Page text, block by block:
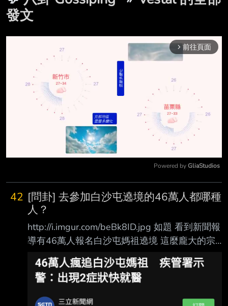
發文
arrow_forward_ios 前往頁面
Powered by GliaStudios
42 [問卦] 去參加白沙屯遶境的46萬人都哪種
人？
http://i.imgur.com/beBk8ID.jpg 如題 看到新聞報
導有46萬人報名白沙屯媽祖遶境 這麼龐大的宗
教活動 頂著大太陽 人又那麼多 看起來就熱爆了
會去參加的都是哪些人阿？ ----- Sent from
JPTT on my Sony XQ-BC72. --